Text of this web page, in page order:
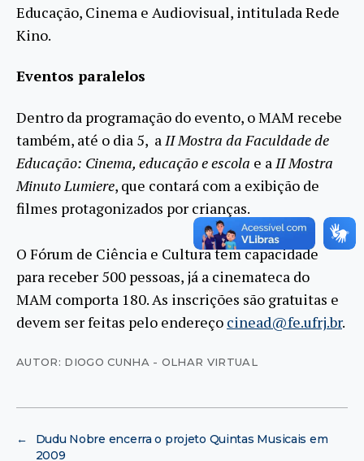
Educação, Cinema e Audiovisual, intitulada Rede
Kino.
Eventos paralelos
Dentro da programação do evento, o MAM recebe
também, até o dia 5, aII Mostra da Faculdade de
Educação: Cinema, educação e escola e aII Mostra
Minuto Lumiere, que contará com a exibição de
filmes protagonizados por crianças.
O Fórum de Ciência e Cultura tem capacidade
para receber 500 pessoas, já a cinemateca do
MAM comporta 180. As inscrições são gratuitas e
devem ser feitas pelo endereço cinead@fe.ufrj.br.
AUTOR: DIOGO CUNHA - OLHAR VIRTUAL
←
Dudu Nobre encerra o projeto Quintas Musicais em
2009